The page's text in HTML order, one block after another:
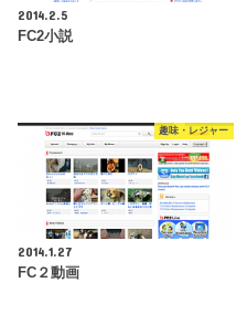
2014.2.5
FC2小説
趣味・レジャー
2014.1.27
FC２動画